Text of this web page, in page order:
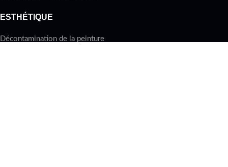
ESTHÉTIQUE
Décontamination de la peinture